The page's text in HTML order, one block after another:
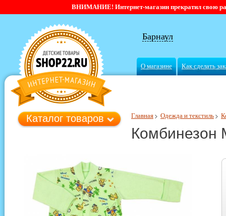
ВНИМАНИЕ! Интернет-магазин прекратил свою
Барнаул
О магазине Как сделать
Главная Одежда и текстиль
Комбинезон
Каталог товаров